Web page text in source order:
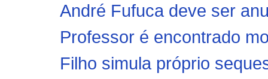
André Fufuca deve ser
Professor é encontrado
Filho simula próprio